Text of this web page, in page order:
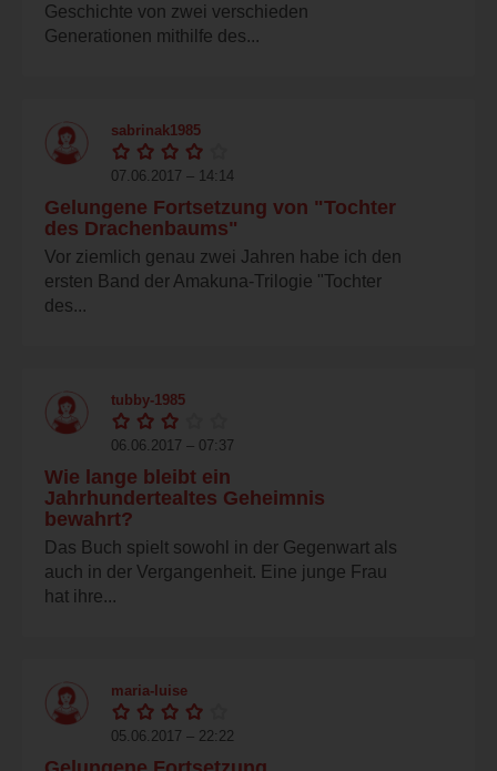
Geschichte von zwei verschieden
Generationen mithilfe des...
sabrinak1985
07.06.2017 – 14:14
Gelungene Fortsetzung von "Tochter
des Drachenbaums"
Vor ziemlich genau zwei Jahren habe ich den
ersten Band der Amakuna-Trilogie "Tochter
des...
tubby-1985
06.06.2017 – 07:37
Wie lange bleibt ein
Jahrhundertealtes Geheimnis
bewahrt?
Das Buch spielt sowohl in der Gegenwart als
auch in der Vergangenheit. Eine junge Frau
hat ihre...
maria-luise
05.06.2017 – 22:22